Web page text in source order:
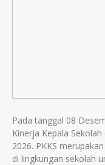
Pada tanggal 08
Kinerja Kepala
2026. PKKS
di lingkungan sekolah